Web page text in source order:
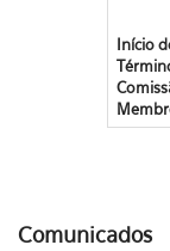
Início
Comunicados